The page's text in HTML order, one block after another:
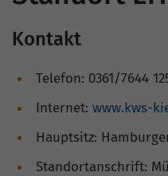
Kontakt
Telefon: 0361/7644
Internet: www.kws-
Hauptsitz:
Standortanschrift: